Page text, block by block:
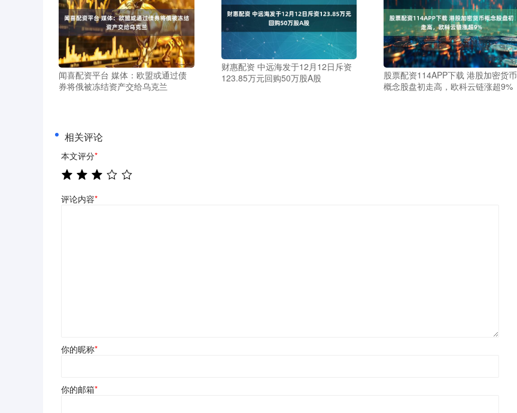
闻喜配资平台 媒体：欧盟或通过债
券将俄被冻结资产交给乌克兰
财惠配资 中远海发于12月12日斥资
123.85万元回购50万股A股
股票配资114APP下载 港股加密货币
概念股盘初走高，欧科云链涨超9%
相关评论
本文评分*
评论内容*
你的昵称*
你的邮箱*